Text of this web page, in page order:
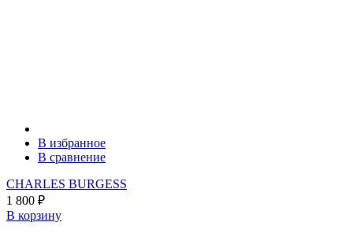
В избранное
В сравнение
CHARLES BURGESS
1 800 ₽
В корзину